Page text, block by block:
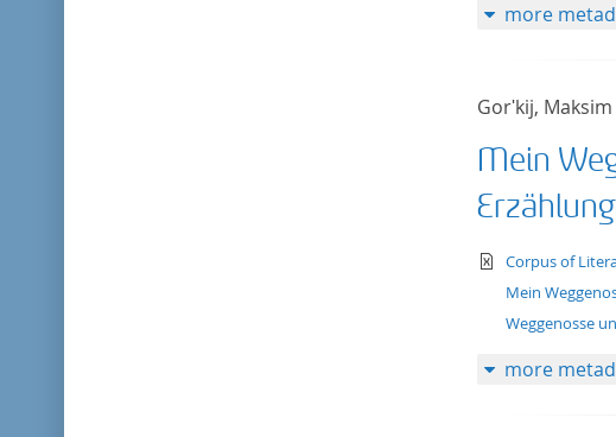
more
Gorʹkij, Maksim
Mein
text/xml
Corpus of
Mein
Weggenosse
more